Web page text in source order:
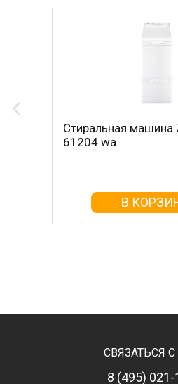
Стиральная машина
61204 wa
В
СВЯЗАТЬСЯ
8 (495) 021-